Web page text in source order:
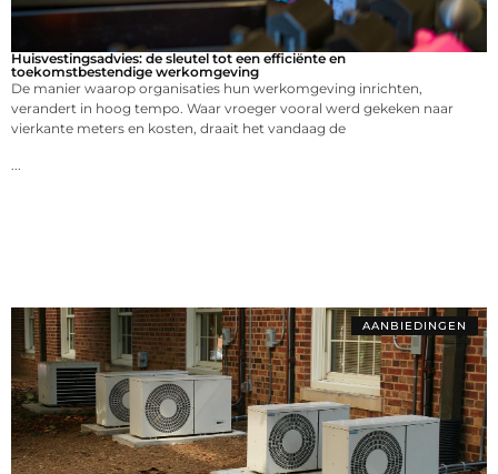
Huisvestingsadvies: de sleutel tot een efficiënte en
toekomstbestendige werkomgeving
De manier waarop organisaties hun werkomgeving inrichten,
verandert in hoog tempo. Waar vroeger vooral werd gekeken naar
vierkante meters en kosten, draait het vandaag de
AANBIEDINGEN